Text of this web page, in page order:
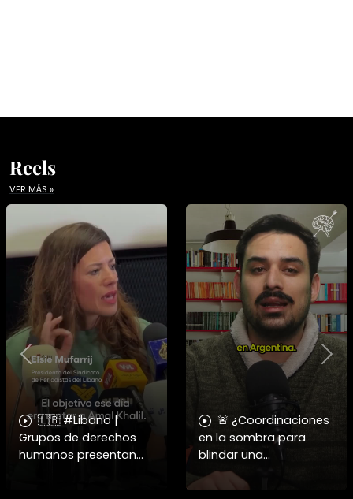
Reels
VER MÁS »
🇱🇧 #Libano |
Grupos de derechos
humanos presentan
🚨 ¿Coordinaciones
en la sombra para
blindar una
candidatura
presidencial? Nuevos
Previous